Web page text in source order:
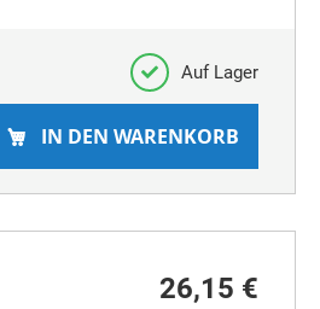
Auf Lager
IN DEN WARENKORB
26,15 €